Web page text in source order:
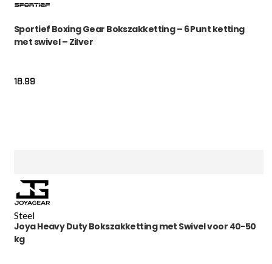
Sportief Boxing Gear Bokszakketting – 6 Punt ketting
met swivel – Zilver
18.99
Steel
Joya Heavy Duty Bokszakketting met Swivel voor 40-50
kg